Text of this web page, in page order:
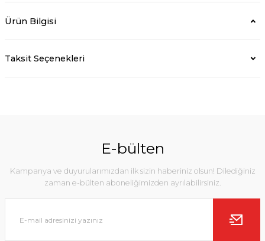
Ürün Bilgisi
Taksit Seçenekleri
E-bülten
Kampanya ve duyurularımızdan ilk sizin haberiniz olsun! Dilediğiniz
zaman e-bülten aboneliğimizden ayrılabilirsiniz.